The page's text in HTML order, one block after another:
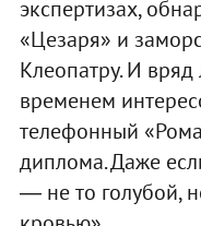
экспертизах,
«Цезаря» и
Клеопатру. И вряд
временем
телефонный
диплома. Даже
― не то голубой,